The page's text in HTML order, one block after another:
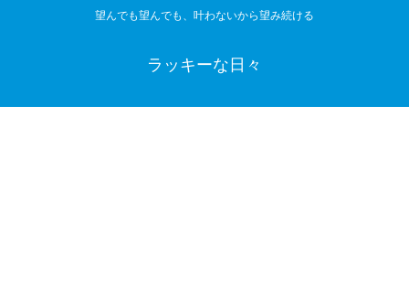
望んでも望んでも、叶わないから望み続ける
ラッキーな日々